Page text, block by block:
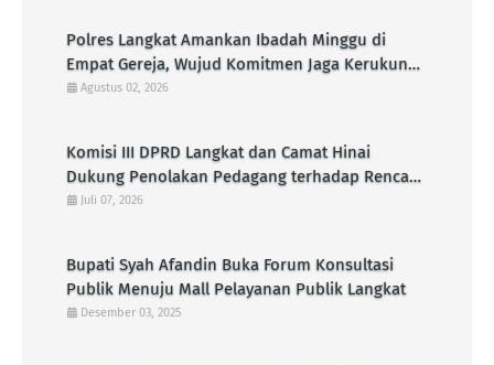
Polres Langkat Amankan Ibadah Minggu di
Empat Gereja, Wujud Komitmen Jaga Kerukunan
Umat Beragama
Agustus 02, 2026
Komisi III DPRD Langkat dan Camat Hinai
Dukung Penolakan Pedagang terhadap Rencana
Pembangunan KDMP di Pasar Senin
Juli 07, 2026
Bupati Syah Afandin Buka Forum Konsultasi
Publik Menuju Mall Pelayanan Publik Langkat
Desember 03, 2025